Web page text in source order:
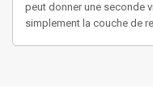
peut donner une seconde
simplement la couche de